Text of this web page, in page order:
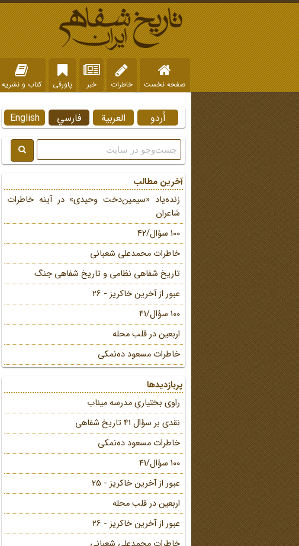
صفحه نخست خاطرات خبر پاورقی کتاب و نشریه
English فارسي العربية اُردو
آخرین مطالب
زنده‌یاد «سیمین‌دخت وحیدی» در آینه خاطرات
شاعران
100 سؤال/42
خاطرات محمد‌علی شعبانی
تاریخ شفاهی نظامی و تاریخ شفاهی جنگ
عبور از آخرین خاکریز - 26
100 سؤال/41
اربعین در قلب محله
خاطرات مسعود ده‌نمکی
پربازدیدها
راوی بختیاریِ مدرسه میناب
نقدی بر سؤال 41 تاریخ شفاهی
خاطرات مسعود ده‌نمکی
100 سؤال/41
عبور از آخرین خاکریز - 25
اربعین در قلب محله
عبور از آخرین خاکریز - 26